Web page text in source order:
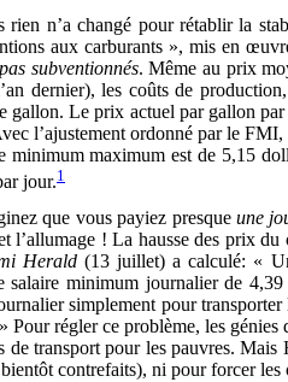
rien n’a changé pour rétablir la
aux carburants », mis en
subventionnés. Même au prix
dernier), les coûts de
gallon. Le prix actuel par gallon
l’ajustement ordonné par le
minimum maximum est de 5,15
jour.1
que vous payiez presqueune
l’allumage ! La hausse des prix du
Herald(13 juillet) a calculé: «
salaire minimum journalier de
simplement pour
Pour régler ce problème, les
de transport pour les pauvres.
contrefaits), ni pour forcer les